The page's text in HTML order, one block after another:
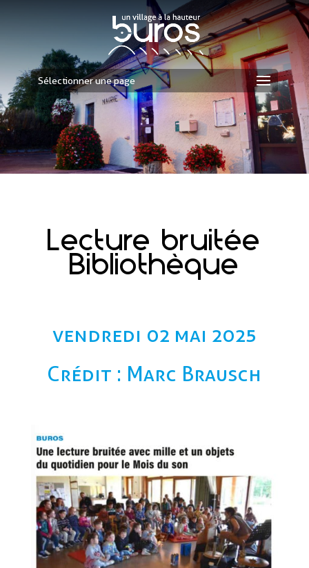
Sélectionner une page
Lecture bruitée
Bibliothèque
vendredi 02 mai 2025
Crédit : Marc Brausch